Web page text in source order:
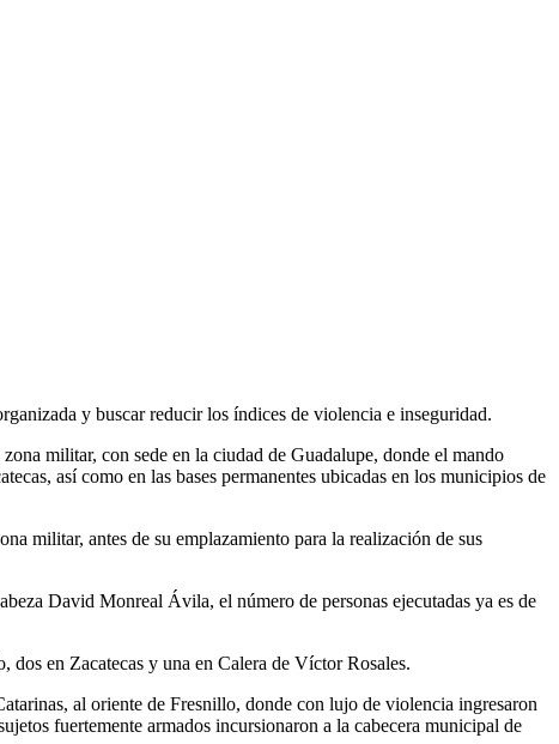
y buscar reducir los índices de violencia e inseguridad.
militar, con sede en la ciudad de Guadalupe, donde el mando
así como en las bases permanentes ubicadas en los municipios de
militar, antes de su emplazamiento para la realización de sus
David Monreal Ávila, el número de personas ejecutadas ya es de
dos en Zacatecas y una en Calera de Víctor Rosales.
al oriente de Fresnillo, donde con lujo de violencia ingresaron
fuertemente armados incursionaron a la cabecera municipal de